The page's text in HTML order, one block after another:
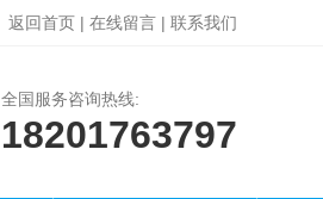
返回首页 | 在线留言 | 联系我们
全国服务咨询热线:
18201763797